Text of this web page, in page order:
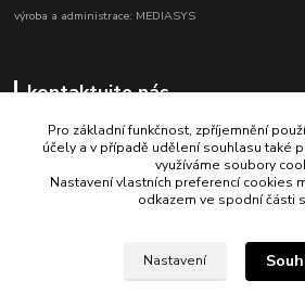
výroba a administrace: MEDIASYS
kontaktujte nás
+420 725 347 646
Pro základní funkčnost, zpříjemnění
účely a v případě udělení souhlasu také
využíváme soubory
Nastavení vlastních preferencí cookies
odkazem ve spodní části
Nastavení